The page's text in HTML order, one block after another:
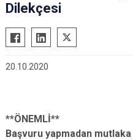
Başmakçı
Bayat
Çay
Dazkırı
Dinar
Dilekçesi
20.10.2020
**ÖNEMLİ**
Başvuru yapmadan